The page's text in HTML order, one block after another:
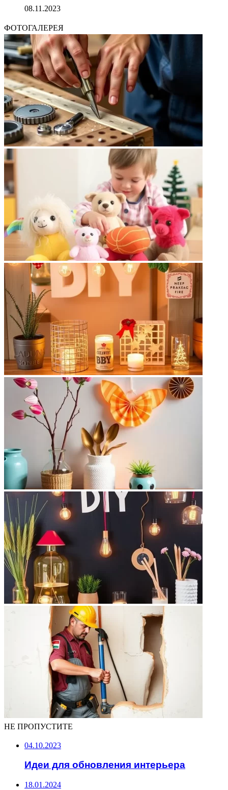
08.11.2023
ФОТОГАЛЕРЕЯ
НЕ ПРОПУСТИТЕ
04.10.2023
Идеи для обновления интерьера
18.01.2024